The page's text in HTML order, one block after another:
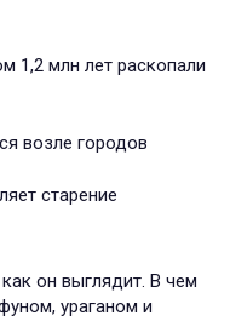
1,2 млн лет раскопали
возле городов
старение
он выглядит. В чем
ураганом и